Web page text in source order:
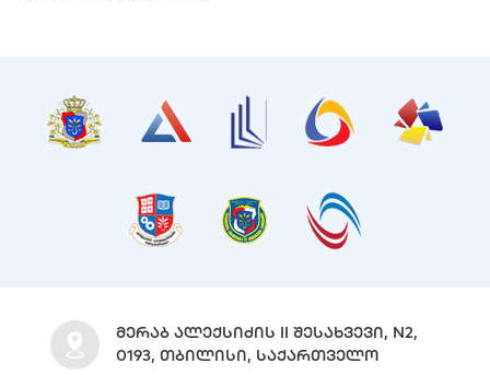
ᲛᲔᲠᲐᲑ ᲐᲚᲔᲥᲡᲘᲫᲘᲡ II ᲨᲔᲡᲐᲮᲕᲔᲕᲘ, N2,
0193, ᲗᲑᲘᲚᲘᲡᲘ, ᲡᲐᲥᲐᲠᲗᲕᲔᲚᲝ